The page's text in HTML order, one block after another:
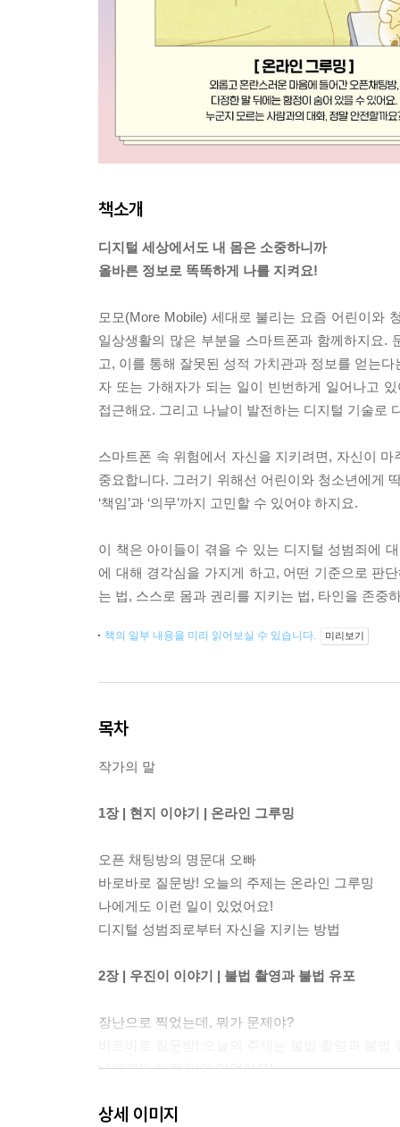
책소개
디지털 세상에서도 내 몸은 소중하니까
올바른 정보로 똑똑하게 나를 지켜요!
모모(More Mobile) 세대로 불리는 요즘 어린이와
일상생활의 많은 부분을 스마트폰과 함께하지요.
고, 이를 통해 잘못된 성적 가치관과 정보를 얻는
자 또는 가해자가 되는 일이 빈번하게 일어나고
접근해요. 그리고 나날이 발전하는 디지털 기술로
스마트폰 속 위험에서 자신을 지키려면, 자신이
중요합니다. 그러기 위해선 어린이와 청소년에게
‘책임’과 ‘의무’까지 고민할 수 있어야 하지요.
이 책은 아이들이 겪을 수 있는 디지털 성범죄에
에 대해 경각심을 가지게 하고, 어떤 기준으로 판
는 법, 스스로 몸과 권리를 지키는 법, 타인을 존중
책의 일부 내용을 미리 읽어보실 수 있습니다. 미리보기
목차
작가의 말
1장 | 현지 이야기 | 온라인 그루밍
오픈 채팅방의 명문대 오빠
바로바로 질문방! 오늘의 주제는 온라인 그루밍
나에게도 이런 일이 있었어요!
디지털 성범죄로부터 자신을 지키는 방법
2장 | 우진이 이야기 | 불법 촬영과 불법 유포
장난으로 찍었는데, 뭐가 문제야?
나에게도 이런 일이 있었어요!
상세 이미지